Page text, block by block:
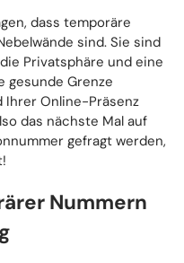
dass temporäre
sind. Sie sind
Privatsphäre und eine
gesunde Grenze
Ihrer Online-Präsenz
das nächste Mal auf
gefragt werden,
Nummern